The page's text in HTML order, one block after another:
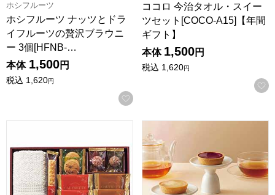
ホシフルーツ
ホシフルーツ ナッツとドラ
イフルーツの贅沢ブラウニ
ー 3個[HFNB-…
本体 1,500円
税込 1,620円
お気に入りに登録する
ココロ 今治タオル・スイー
ツセット[COCO-A15]【年間
ギフト】
本体 1,500円
税込 1,620円